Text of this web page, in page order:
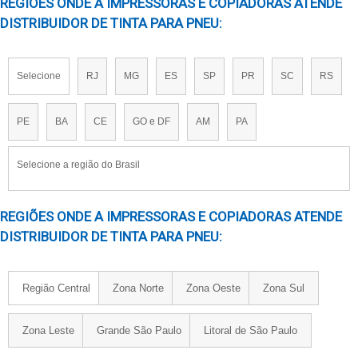
PREÇO DE TINTA PARA PNEU EM SP
TINTA PARA BANDA DE ROLDAGEM
TINTA PARA IMPRESSORA INKJET
TINTA PARA MOLDE DE PNEU
TINTA PARA OFFSET PARA PNEUS
TINTA PARA PINTAR LETRAS PNEU
TINTA PARA PINTAR PNEU
REGIÕES ONDE A IMPRESSORAS E COPIADORAS ATENDE
DISTRIBUIDOR DE TINTA PARA PNEU:
Selecione RJ MG ES SP PR SC RS
PE BA CE GO e DF AM PA
Selecione a região do Brasil
REGIÕES ONDE A IMPRESSORAS E COPIADORAS ATENDE
DISTRIBUIDOR DE TINTA PARA PNEU:
Região Central Zona Norte Zona Oeste Zona Sul
Zona Leste Grande São Paulo Litoral de São Paulo